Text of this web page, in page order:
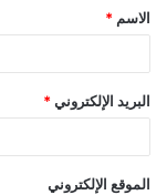
*
الاسم *
البريد الإلكتروني *
الموقع الإلكتروني